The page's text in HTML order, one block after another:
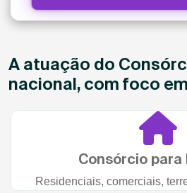
A atuação do
nacional, com foco
Consórcio para
Residenciais, comerciais,